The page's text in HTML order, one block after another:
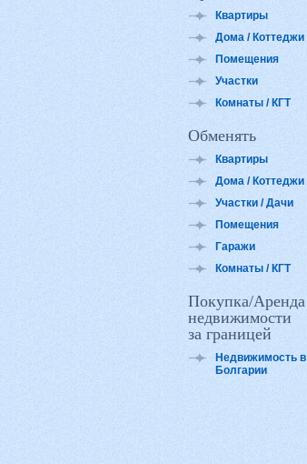
Квартиры
Дома / Коттеджи
Помещения
Участки
Комнаты / КГТ
Обменять
Квартиры
Дома / Коттеджи
Участки / Дачи
Помещения
Гаражи
Комнаты / КГТ
Покупка/Аренда
недвижимости
за границей
Недвижимость в
Болгарии